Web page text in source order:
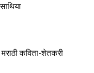
कविता-शेतकरी